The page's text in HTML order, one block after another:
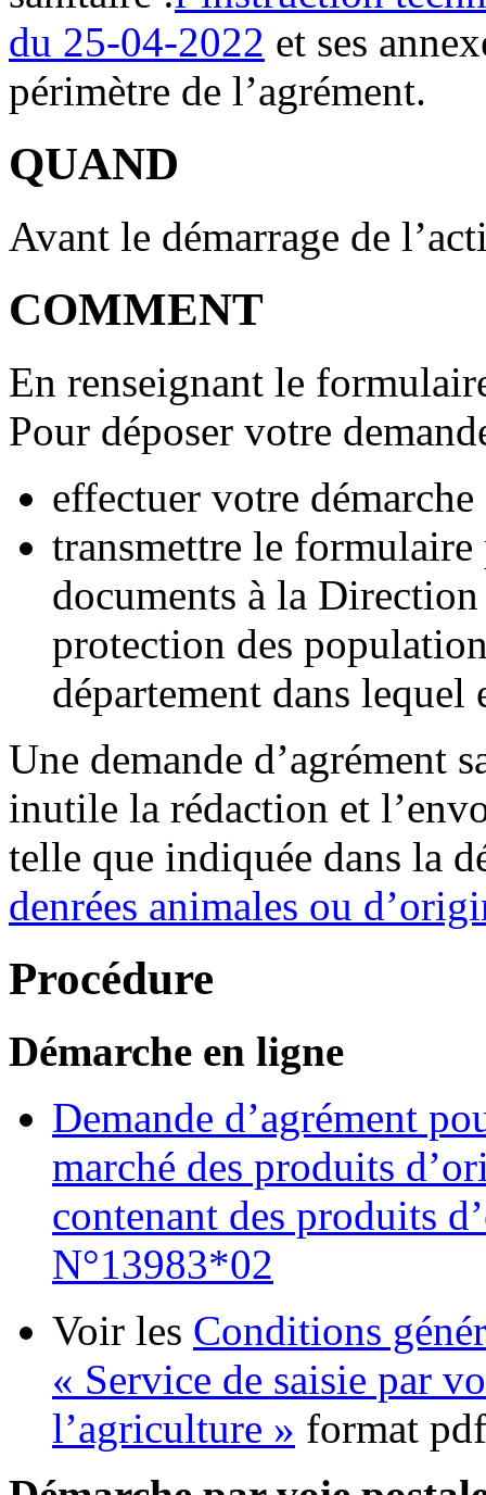
du 25-04-2022 et ses
périmètre de l’agrément.
QUAND
Avant le démarrage de
COMMENT
En renseignant le
Pour déposer votre
effectuer votre
transmettre le formulaire
documents à la
protection des
département dans
Une demande d’agrément
inutile la rédaction et
telle que indiquée dans la
denrées animales ou
Procédure
Démarche en ligne
Demande d’agrément
marché des produits
contenant des produits
N°13983*02
Voir les Conditions
« Service de saisie par
l’agriculture » format pdf